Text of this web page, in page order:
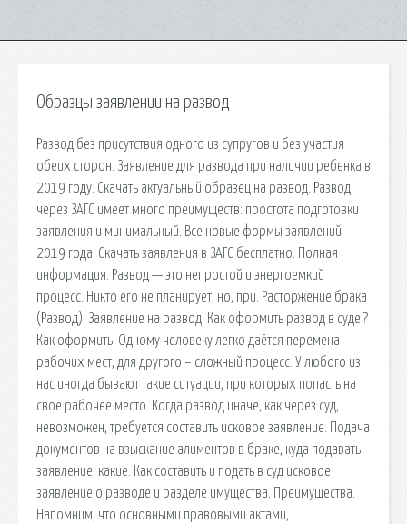
Образцы заявлении на развод
Развод без присутствия одного из супругов и без участия
обеих сторон. Заявление для развода при наличии ребенка в
2019 году. Скачать актуальный образец на развод. Развод
через ЗАГС имеет много преимуществ: простота подготовки
заявления и минимальный. Все новые формы заявлений
2019 года. Скачать заявления в ЗАГС бесплатно. Полная
информация. Развод — это непростой и энергоемкий
процесс. Никто его не планирует, но, при. Расторжение брака
(Развод). Заявление на развод. Как оформить развод в суде ?
Как оформить. Одному человеку легко даётся перемена
рабочих мест, для другого – сложный процесс. У любого из
нас иногда бывают такие ситуации, при которых попасть на
свое рабочее место. Когда развод иначе, как через суд,
невозможен, требуется составить исковое заявление. Подача
документов на взыскание алиментов в браке, куда подавать
заявление, какие. Как составить и подать в суд исковое
заявление о разводе и разделе имущества. Преимущества.
Напомним, что основными правовыми актами,